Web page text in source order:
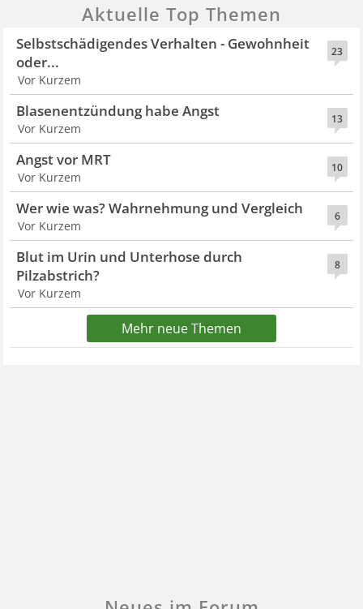
Aktuelle Top Themen
23
Selbstschädigendes Verhalten - Gewohnheit
oder...
Vor Kurzem
13
Blasenentzündung habe Angst
Vor Kurzem
10
Angst vor MRT
Vor Kurzem
6
Wer wie was? Wahrnehmung und Vergleich
Vor Kurzem
8
Blut im Urin und Unterhose durch
Pilzabstrich?
Vor Kurzem
Mehr neue Themen